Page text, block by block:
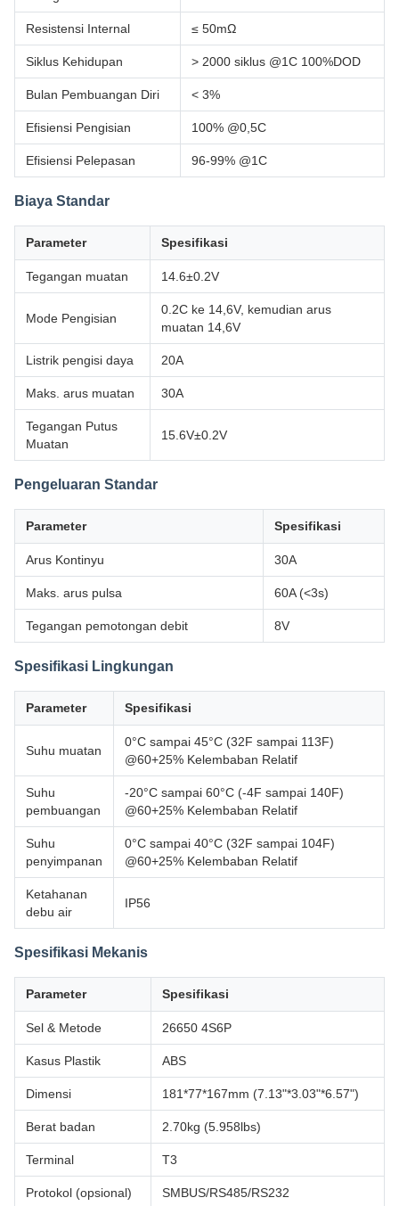
Resistensi Internal ≤ 50mΩ
Siklus Kehidupan > 2000 siklus @1C 100%DOD
Bulan Pembuangan Diri < 3%
Efisiensi Pengisian 100% @0,5C
Efisiensi Pelepasan 96-99% @1C
Biaya Standar
Parameter Spesifikasi
Tegangan muatan 14.6±0.2V
Mode Pengisian
0.2C ke 14,6V, kemudian arus
muatan 14,6V
Listrik pengisi daya 20A
Maks. arus muatan 30A
Tegangan Putus
Muatan
15.6V±0.2V
Pengeluaran Standar
Parameter Spesifikasi
Arus Kontinyu 30A
Maks. arus pulsa 60A (<3s)
Tegangan pemotongan debit 8V
Spesifikasi Lingkungan
Parameter Spesifikasi
Suhu muatan
0°C sampai 45°C (32F sampai 113F)
@60+25% Kelembaban Relatif
Suhu
pembuangan
-20°C sampai 60°C (-4F sampai 140F)
@60+25% Kelembaban Relatif
Suhu
penyimpanan
0°C sampai 40°C (32F sampai 104F)
@60+25% Kelembaban Relatif
Ketahanan
debu air
IP56
Spesifikasi Mekanis
Parameter Spesifikasi
Sel & Metode 26650 4S6P
Kasus Plastik ABS
Dimensi 181*77*167mm (7.13"*3.03"*6.57")
Berat badan 2.70kg (5.958lbs)
Terminal T3
Protokol (opsional) SMBUS/RS485/RS232